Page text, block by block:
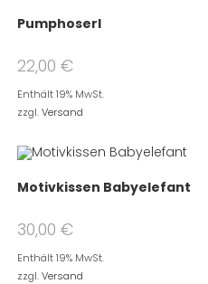
Pumphoserl
22,00 €
Enthält 19% MwSt.
zzgl.Versand
Motivkissen Babyelefant
30,00 €
Enthält 19% MwSt.
zzgl.Versand